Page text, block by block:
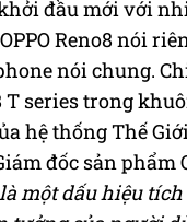
đầu mới với
Reno8 nói
nói chung.
T series trong
hệ thống Thế
đốc sản phẩm
một dấu hiệu